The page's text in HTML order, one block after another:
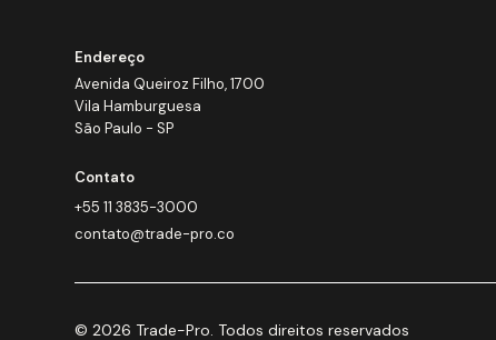
Endereço
Avenida Queiroz Filho, 1700
Vila Hamburguesa
São Paulo - SP
Contato
+55 11 3835-3000
contato@trade-pro.co
© 2026 Trade-Pro. Todos direitos reservados